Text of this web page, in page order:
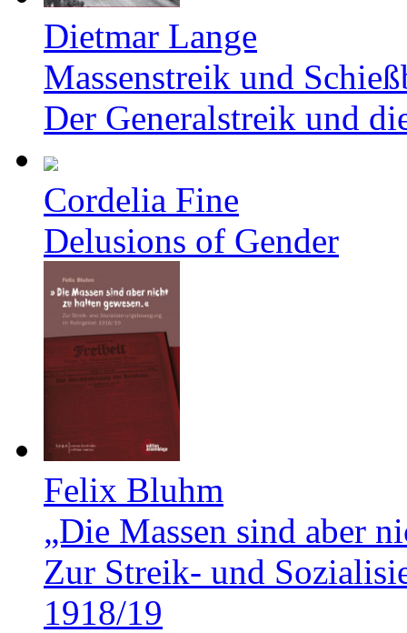
Dietmar Lange
Massenstreik und
Der Generalstreik und
Cordelia Fine
Delusions of Gender
Felix Bluhm
„Die Massen sind aber
Zur Streik- und
1918/19